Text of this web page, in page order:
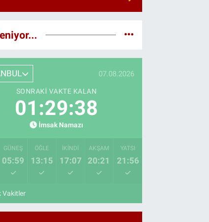
07.08.2026
SONRAKI VAKTE KALAN
01:29:37
İmsak Namazı
GÜNEŞ
05:59
ÖĞLE
13:15
İKINDI
17:07
AKŞAM
20:21
YATSI
21:56
Vakitler